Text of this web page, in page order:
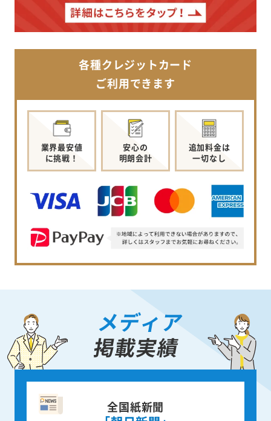
各種クレジットカード
ご利用できます
業界最安値
に挑戦！
安心の
明朗会計
追加料金は
一切なし
メディア
掲載実績